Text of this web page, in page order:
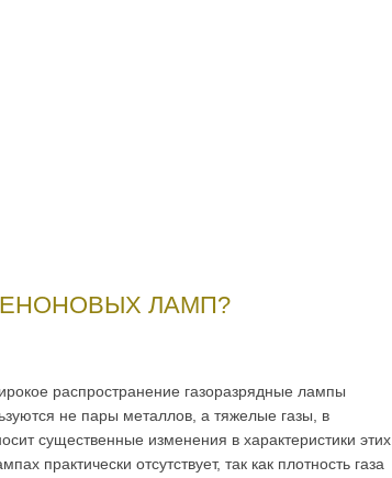
ЛАМП?
рас­пространение газоразрядные лампы
не пары металлов, а тя­желые газы, в
существенные изменения в характеристики этих
практи­чески отсутствует, так как плотность газа